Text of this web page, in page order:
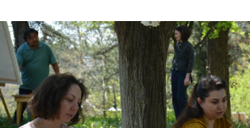
SPOR
MAGAZİN